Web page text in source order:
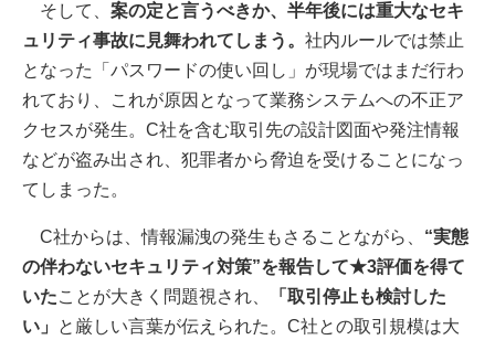
そして、 案の定と言うべきか、半年後には重大なセキ
ュリティ事故に見舞われてしまう。 社内ルールでは禁止
となった「パスワードの使い回し」が現場ではまだ行わ
れており、これが原因となって業務システムへの不正ア
クセスが発生。C社を含む取引先の設計図面や発注情報
などが盗み出され、犯罪者から脅迫を受けることになっ
てしまった。
C社からは、情報漏洩の発生もさることながら、 “実態
の伴わないセキュリティ対策”を報告して★3評価を得て
いたことが大きく問題視され、
「取引停止も検討した
い」
と厳しい言葉が伝えられた。C社との取引規模は大